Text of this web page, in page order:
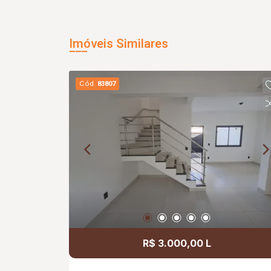
Imóveis Similares
Cód. 83807
R$ 3.000,00 L